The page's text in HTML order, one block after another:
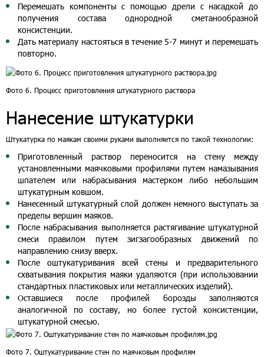
Перемешать компоненты с помощью дрели с насадкой до
получения состава однородной сметанообразной
консистенции.
Дать материалу настояться в течение 5-7 минут и перемешать
повторно.
Фото 6. Процесс приготовления штукатурного раствора
Нанесение штукатурки
Штукатурка по маякам своими руками выполняется по такой технологии:
Приготовленный раствор переносится на стену между
установленными маячковыми профилями путем намазывания
шпателем или набрасывания мастерком либо небольшим
штукатурным ковшом.
Нанесенный штукатурный слой должен немного выступать за
пределы вершин маяков.
После набрасывания выполняется растягивание штукатурной
смеси правилом путем зигзагообразных движений по
направлению снизу вверх.
После оштукатуривания всей стены и предварительного
схватывания покрытия маяки удаляются (при использовании
стандартных пластиковых или металлических изделий).
Оставшиеся после профилей борозды заполняются
аналогичной по составу, но более густой консистенции,
штукатурной смесью.
Фото 7. Оштукатуривание стен по маячковым профилям